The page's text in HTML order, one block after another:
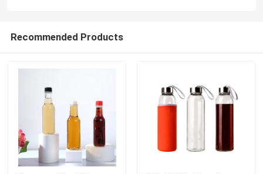
Contacteer ons
Vraag een offerte aan
Glazen flessen
Recommended Products